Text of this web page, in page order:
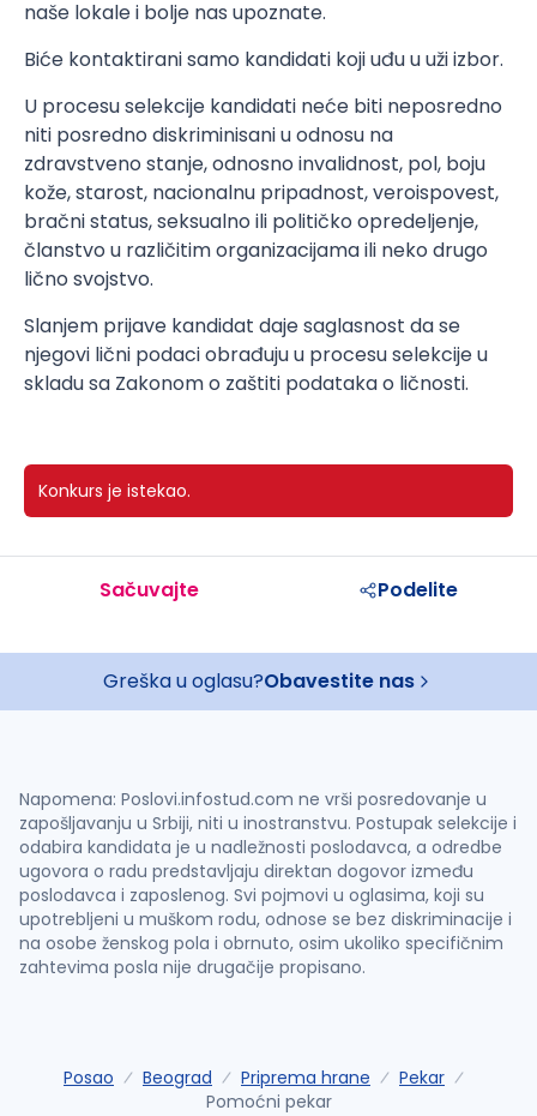
naše lokale i bolje nas upoznate.
Biće kontaktirani samo kandidati koji uđu u uži izbor.
U procesu selekcije kandidati neće biti neposredno
niti posredno diskriminisani u odnosu na
zdravstveno stanje, odnosno invalidnost, pol, boju
kože, starost, nacionalnu pripadnost, veroispovest,
bračni status, seksualno ili političko opredeljenje,
članstvo u različitim organizacijama ili neko drugo
lično svojstvo.
Slanjem prijave kandidat daje saglasnost da se
njegovi lični podaci obrađuju u procesu selekcije u
skladu sa Zakonom o zaštiti podataka o ličnosti.
Konkurs je istekao.
Sačuvajte Podelite
Greška u oglasu?Obavestite nas
Napomena: Poslovi.infostud.com ne vrši posredovanje u
zapošljavanju u Srbiji, niti u inostranstvu. Postupak selekcije i
odabira kandidata je u nadležnosti poslodavca, a odredbe
ugovora o radu predstavljaju direktan dogovor između
poslodavca i zaposlenog. Svi pojmovi u oglasima, koji su
upotrebljeni u muškom rodu, odnose se bez diskriminacije i
na osobe ženskog pola i obrnuto, osim ukoliko specifičnim
zahtevima posla nije drugačije propisano.
Posao Beograd Priprema hrane
Pekar
Pomoćni pekar